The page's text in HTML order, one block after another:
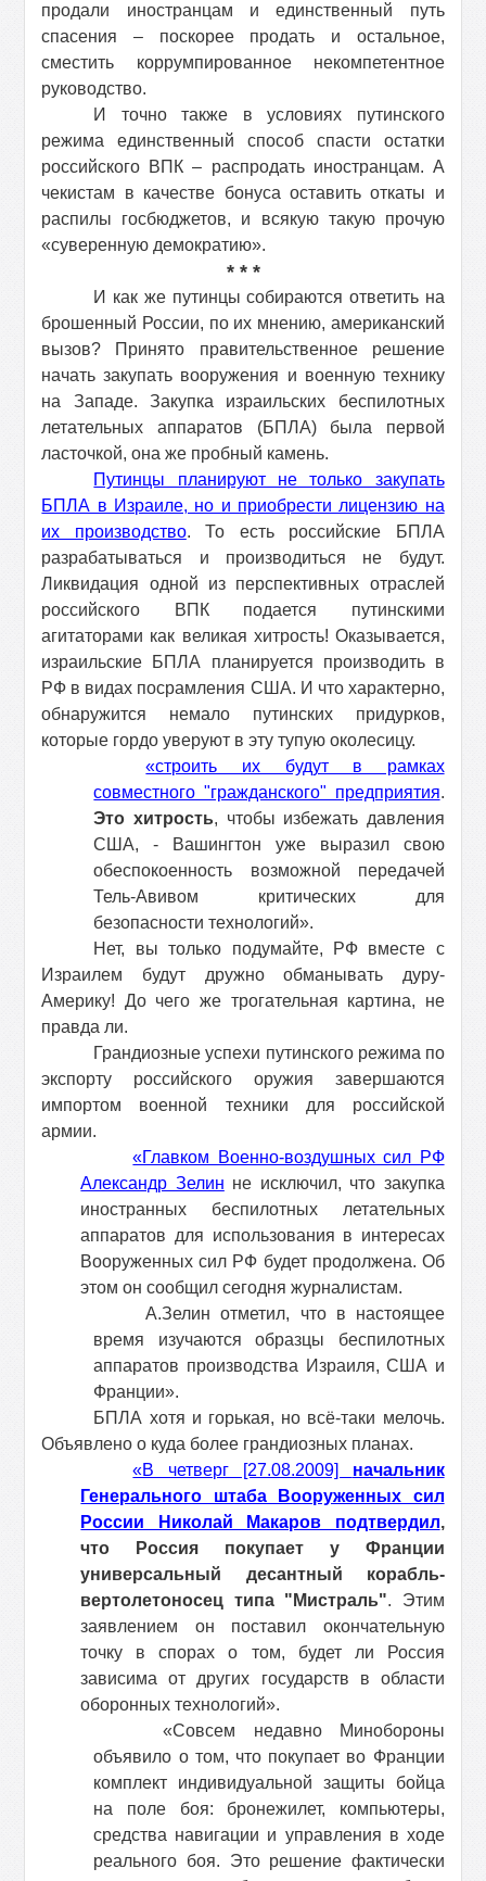
продали иностранцам и единственный путь
спасения – поскорее продать и остальное,
сместить коррумпированное некомпетентное
руководство.
И точно также в условиях путинского
режима единственный способ спасти остатки
российского ВПК – распродать иностранцам. А
чекистам в качестве бонуса оставить откаты и
распилы госбюджетов, и всякую такую прочую
«суверенную демократию».
* * *
И как же путинцы собираются ответить на
брошенный России, по их мнению, американский
вызов? Принято правительственное решение
начать закупать вооружения и военную технику
на Западе. Закупка израильских беспилотных
летательных аппаратов
(БПЛА) была первой
ласточкой, она же пробный камень.
Путинцы планируют не только закупать
БПЛА в Израиле, но и приобрести лицензию на
их производство. То есть российские БПЛА
разрабатываться и производиться не будут.
Ликвидация одной из перспективных отраслей
российского ВПК подается путинскими
агитаторами как великая хитрость! Оказывается,
израильские БПЛА планируется производить в
РФ в видах посрамления США. И что характерно,
обнаружится немало путинских придурков,
которые гордо уверуют в эту тупую околесицу.
«строить их будут в рамках
совместного "гражданского" предприятия.
Это хитрость, чтобы избежать давления
США, - Вашингтон уже выразил свою
обеспокоенность возможной передачей
Тель-Авивом критических для
безопасности технологий».
Нет, вы только подумайте, РФ вместе с
Израилем будут дружно обманывать дуру-
Америку! До чего же трогательная картина, не
правда ли.
Грандиозные успехи путинского режима по
экспорту российского оружия завершаются
импортом военной техники для российской
армии.
«Главком Военно-воздушных сил РФ
Александр Зелин не исключил, что закупка
иностранных беспилотных летательных
аппаратов для использования в интересах
Вооруженных сил РФ будет продолжена. Об
этом он сообщил сегодня журналистам.
А.Зелин отметил, что в настоящее
время изучаются образцы беспилотных
аппаратов производства Израиля, США и
Франции».
БПЛА хотя и горькая, но всё-таки мелочь.
Объявлено о куда более грандиозных планах.
«В четверг [27.08.2009] начальник
Генерального штаба Вооруженных сил
России Николай Макаров подтвердил,
что Россия покупает у Франции
универсальный десантный корабль-
вертолетоносец типа "Мистраль". Этим
заявлением он поставил окончательную
точку в спорах о том, будет ли Россия
зависима от других государств в области
оборонных технологий».
«Совсем недавно Минобороны
объявило о том, что покупает во Франции
комплект индивидуальной защиты бойца
на поле боя: бронежилет, компьютеры,
средства навигации и управления в ходе
реального боя. Это решение фактически